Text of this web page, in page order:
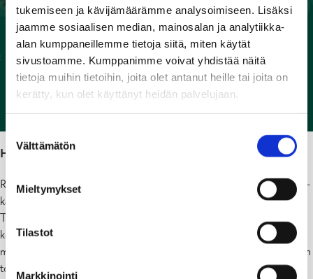
tukemiseen ja kävijämäärämme analysoimiseen. Lisäksi
jaamme sosiaalisen median, mainosalan ja analytiikka-
alan kumppaneillemme tietoja siitä, miten käytät
sivustoamme. Kumppanimme voivat yhdistää näitä
tietoja muihin tietoihin, joita olet antanut heille tai joita on
kerätty, kun olet käyttänyt heidän palvelujaan.
Suostumuksen
valinta
Välttämätön
Mieltymykset
Tilastot
Markkinointi
Haluatko ilahduttaa ikäihmistä joulutervehdyksellä?
Raaseporin kaupunki osallistuu tänä vuonna Joulupostia ikäihmisille -
kampanjaan. Sinäkin voit osallistua viemällä joulutervehdyksesi
Tammisaaren, Karjaan tai Pohjan kirjastoissa sijaitseviin
keräyslaatikoihin. Kutsumme nyt kaikki mukaan kampanjaan, jotta
mahdollisimman moni ikäihminen saisi tänä vuonna lämpimät joulun
toivotukset.